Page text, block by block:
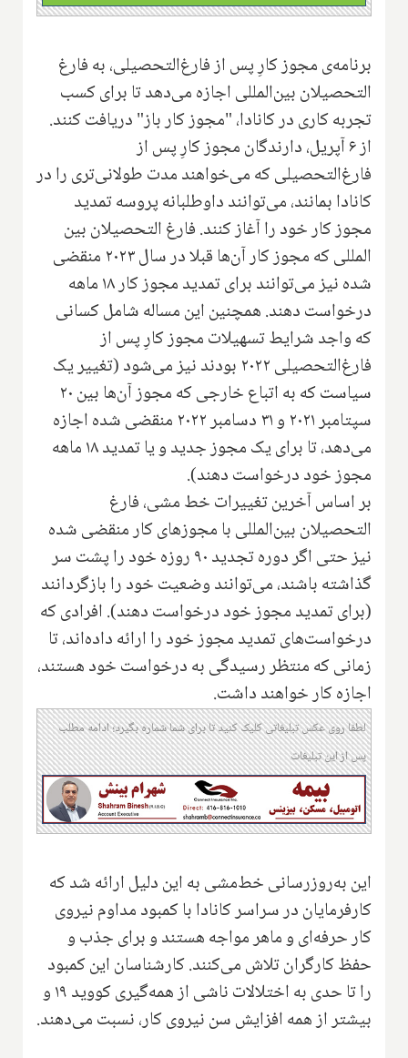
برنامه‌ی مجوز کارِ پس از فارغ‌التحصیلی، به فارغ
التحصیلان بین‌المللی اجازه می‌دهد تا برای کسب
تجربه کاری در کانادا، "مجوز کار باز" دریافت کنند.
از ۶ آپریل، دارندگان مجوز کارِ پس از
فارغ‌التحصیلی که می‌خواهند مدت طولانی‌تری را در
کانادا بمانند، می‌توانند داوطلبانه پروسه تمدید
مجوز کار خود را آغاز کنند. فارغ التحصیلان بین
المللی که مجوز کار آن‌ها قبلا در سال ۲۰۲۳ منقضی
شده نیز می‌توانند برای تمدید مجوز کار ۱۸ ماهه
درخواست دهند. همچنین این مساله شامل کسانی
که واجد شرایط تسهیلات مجوز کارِ پس از
فارغ‌التحصیلی ۲۰۲۲ بودند نیز می‌شود (تغییر یک
سیاست که به اتباع خارجی که مجوز آن‌ها بین ۲۰
سپتامبر ۲۰۲۱ و ۳۱ دسامبر ۲۰۲۲ منقضی شده اجازه
می‌دهد، تا برای یک مجوز جدید و یا تمدید ۱۸ ماهه
مجوز خود درخواست دهند).
بر اساس آخرین تغییرات خط مشی، فارغ
التحصیلان بین‌المللی با مجوزهای کار منقضی شده
نیز حتی اگر دوره تجدید ۹۰ روزه خود را پشت سر
گذاشته باشند، می‌توانند وضعیت خود را بازگردانند
(برای تمدید مجوز خود درخواست دهند). افرادی که
درخواست‌های تمدید مجوز خود را ارائه داده‌اند، تا
زمانی که منتظر رسیدگی به درخواست خود هستند،
اجازه کار خواهند داشت.
لطفا روی عکس تبلیغاتی کلیک کنید تا برای شما شماره بگیرد؛ ادامه مطلب
پس از این تبلیغات
این به‌روزرسانی خط‌مشی به این دلیل ارائه شد که
کارفرمایان در سراسر کانادا با کمبود مداوم نیروی
کار حرفه‌ای و ماهر مواجه هستند و برای جذب و
حفظ کارگران تلاش می‌کنند. کارشناسان این کمبود
را تا حدی به اختلالات ناشی از همه‌گیری کووید ۱۹ و
بیشتر از همه افزایش سن نیروی کار، نسبت می‌دهند.